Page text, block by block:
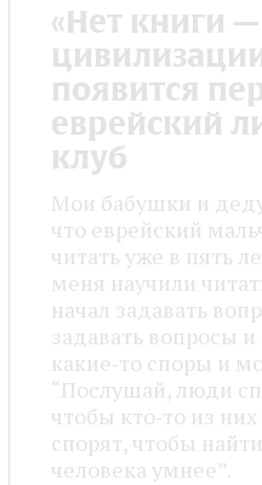
«Нет книги
появится
еврейский
клуб
Мои бабушки и
что еврейский
читать уже в пять
меня научили
начал задавать
задавать вопросы
какие‑то споры и
“Послушай, люди
чтобы кто‑то из
спорят, чтобы
человека умнее”.